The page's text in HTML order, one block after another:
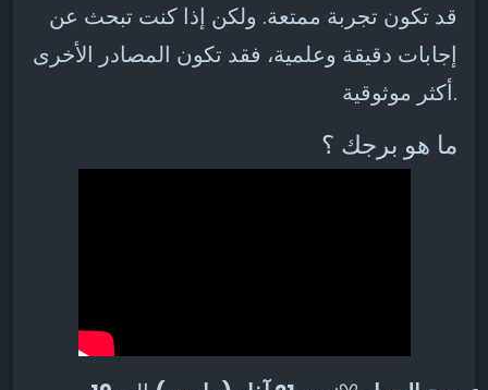
قد تكون تجربة ممتعة. ولكن إذا كنت تبحث عن
إجابات دقيقة وعلمية، فقد تكون المصادر الأخرى
أكثر موثوقية.
ما هو برجك ؟